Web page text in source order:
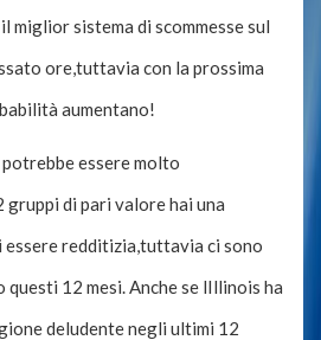
sistema di scommesse sul
ore,tuttavia con la prossima
aumentano!
essere molto
gruppi di pari valore hai una
essere redditizia,tuttavia ci sono
12 mesi. Anche se lIllinois ha
deludente negli ultimi 12